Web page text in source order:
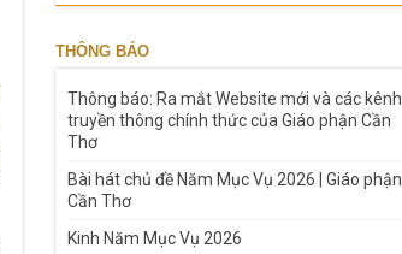
THÔNG BÁO
Thông báo: Ra mắt Website mới và các kênh
truyền thông chính thức của Giáo phận Cần
Thơ
Bài hát chủ đề Năm Mục Vụ 2026 | Giáo phận
Cần Thơ
Kinh Năm Mục Vụ 2026